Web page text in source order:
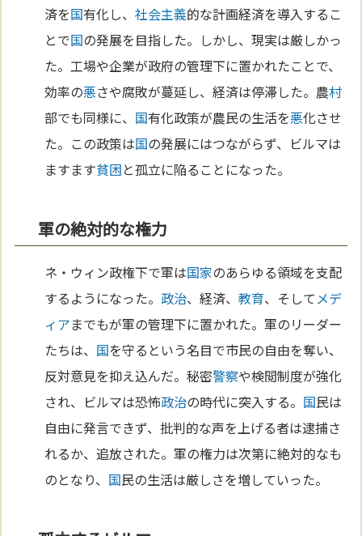
済を国有化し、社会主義的な計画経済を導入するこ
とで国の発展を目指した。しかし、現実は厳しかっ
た。工場や企業が政府の管理下に置かれたことで、
効率の悪さや腐敗が蔓延し、経済は停滞した。農村
部でも同様に、 国有化政策が農民の生活を悪化させ
た。この政策は国の発展にはつながらず、ビルマは
ますます貧困と孤立に陥ることになった。
軍の絶対的な権力
ネ・ウィン政権下で軍は国家のあらゆる領域を支配
するようになった。 政治、経済、教育、そして メデ
ィアまでもが軍の管理下に置かれた。軍のリーダー
たちは、 国を守るという名目で市民の自由を奪い、
反対意見を抑え込んだ。秘密警察や検閲制度が強化
され、ビルマは恐怖政治の時代に突入する。 国民は
自由に発言できず、批判的な声を上げる者は逮捕さ
れるか、追放された。軍の権力は次第に絶対的なも
のとなり、 国民の生活は厳しさを増していった。